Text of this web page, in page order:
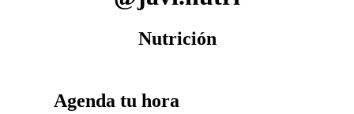
Nutrición
Agenda tu hora